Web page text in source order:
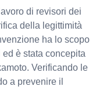
di revisori dei
della legittimità
ha lo scopo
è stata concepita
Verificando le
a prevenire il